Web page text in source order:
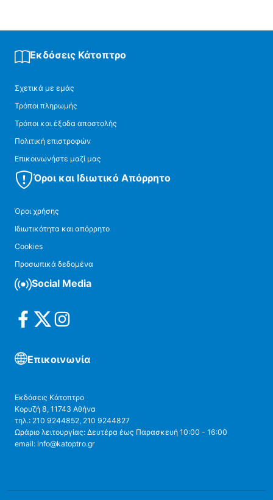
Εκδόσεις Κάτοπτρο
Σχετικά με εμάς
Τρόποι πληρωμής
Τρόποι και έξοδα αποστολής
Πολιτική επιστροφών
Επικοινωνήστε μαζί μας
Όροι και Ιδιωτικό Απόρρητο
Όροι χρήσης
Ιδιωτικότητα και απόρρητο
Cookies
Προσωπικά δεδομένα
Social Media
Επικοινωνία
Εκδόσεις Κάτοπτρο
Κορυζή 8, 11743 Αθήνα
τηλ.: 210 9244852, 210 9244827
Ωράριο λειτουργίας: Δευτέρα έως Παρασκευή 10:00 - 16:00
email: info@katoptro.gr